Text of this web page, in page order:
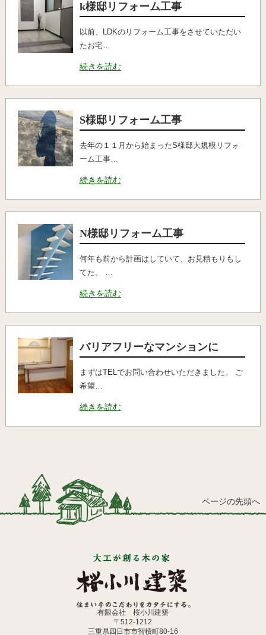
k様邸リフォーム工事
以前、LDKのリフォーム工事をさせていただい
たお宅…
続きを読む
S様邸リフォーム工事
去年の１１月から始まったS様邸大規模リフォ
ーム工事…
続きを読む
N様邸リフォーム工事
何年も前から計画はしていて、お見積もりもし
てた。 …
続きを読む
バリアフリーなマンションに
まずはTELでお問い合わせいただきました。 ご
希望…
続きを読む
ページの先頭へ
有限会社 桜小川建築
〒512-1212
三重県四日市市智積町80-16